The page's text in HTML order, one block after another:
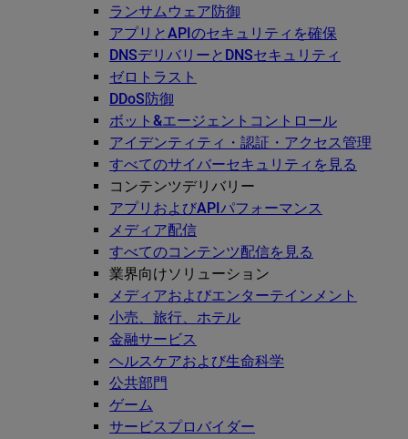
ランサムウェア防御
アプリとAPIのセキュリティを確保
DNSデリバリーとDNSセキュリティ
ゼロトラスト
DDoS防御
ボット&エージェントコントロール
アイデンティティ・認証・アクセス管理
すべてのサイバーセキュリティを見る
コンテンツデリバリー
アプリおよびAPIパフォーマンス
メディア配信
すべてのコンテンツ配信を見る
業界向けソリューション
メディアおよびエンターテインメント
小売、旅行、ホテル
金融サービス
ヘルスケアおよび生命科学
公共部門
ゲーム
サービスプロバイダー